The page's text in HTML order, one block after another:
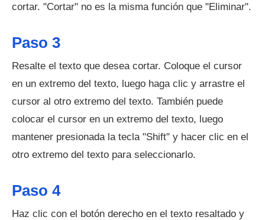
cortar. "Cortar" no es la misma función que "Eliminar".
Paso 3
Resalte el texto que desea cortar. Coloque el cursor
en un extremo del texto, luego haga clic y arrastre el
cursor al otro extremo del texto. También puede
colocar el cursor en un extremo del texto, luego
mantener presionada la tecla "Shift" y hacer clic en el
otro extremo del texto para seleccionarlo.
Paso 4
Haz clic con el botón derecho en el texto resaltado y